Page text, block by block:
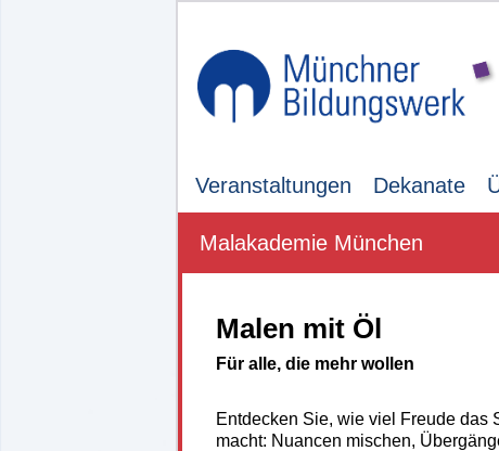
Veranstaltungen Dekanate
Malakademie München
Malen mit Öl
Für alle, die mehr wollen
Entdecken Sie, wie viel Freude das
macht: Nuancen mischen,